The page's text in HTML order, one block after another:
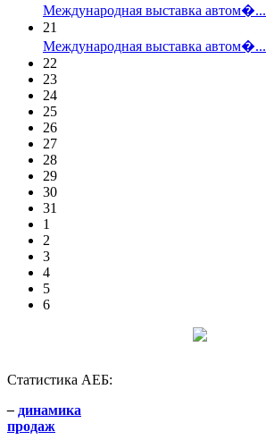
Международная выставка автом�...
21
Международная выставка автом�...
22
23
24
25
26
27
28
29
30
31
1
2
3
4
5
6
Статистика АЕБ:
– динамика
продаж